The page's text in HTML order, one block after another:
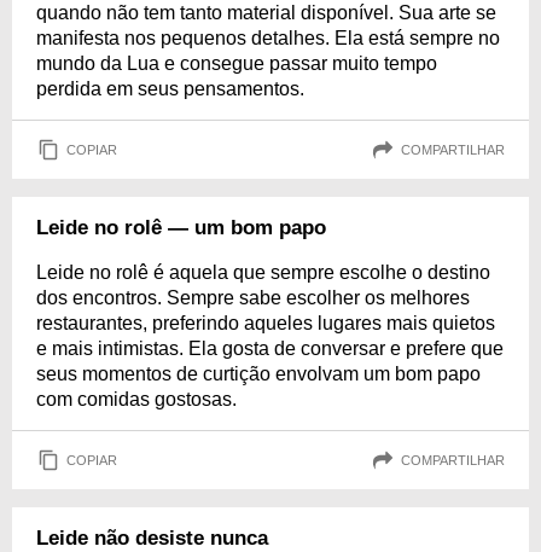
quando não tem tanto material disponível. Sua arte se
manifesta nos pequenos detalhes. Ela está sempre no
mundo da Lua e consegue passar muito tempo
perdida em seus pensamentos.
COPIAR COMPARTILHAR
Leide no rolê — um bom papo
Leide no rolê é aquela que sempre escolhe o destino
dos encontros. Sempre sabe escolher os melhores
restaurantes, preferindo aqueles lugares mais quietos
e mais intimistas. Ela gosta de conversar e prefere que
seus momentos de curtição envolvam um bom papo
com comidas gostosas.
COPIAR COMPARTILHAR
Leide não desiste nunca